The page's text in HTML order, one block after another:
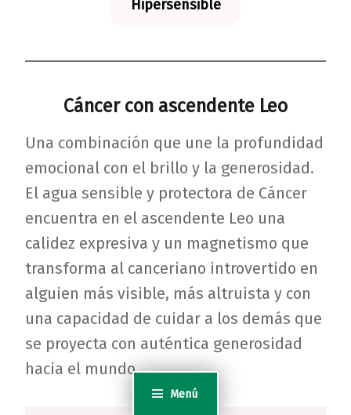
Menú
Hipersensible
Cáncer con ascendente Leo
Una combinación que une la profundidad
emocional con el brillo y la generosidad.
El agua sensible y protectora de Cáncer
encuentra en el ascendente Leo una
calidez expresiva y un magnetismo que
transforma al canceriano introvertido en
alguien más visible, más altruista y con
una capacidad de cuidar a los demás que
se proyecta con auténtica generosidad
hacia el mundo.